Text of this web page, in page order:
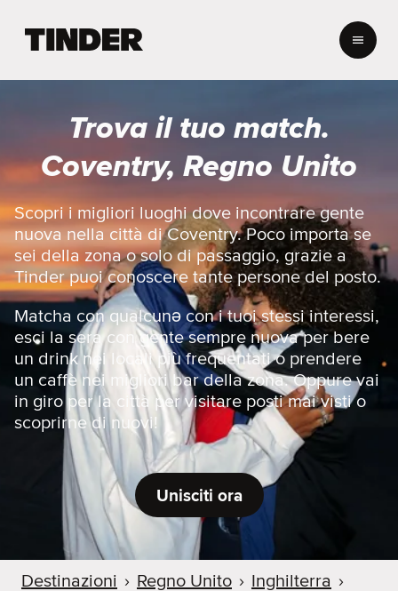
i
i
n
d
e
r
Trova il tuo match.
Coventry, Regno Unito
Scopri i migliori luoghi dove incontrare gente
nuova nella città di Coventry. Poco importa se
sei della zona o solo di passaggio, grazie a
Tinder puoi conoscere tante persone del posto.
Matcha con qualcunə con i tuoi stessi interessi,
esci la sera con gente sempre nuova per bere
un drink nei locali più frequentati o prendere
un caffè nei migliori bar della zona. Oppure vai
in giro per la città per visitare posti mai visti o
scoprirne di nuovi!
Unisciti ora
Destinazioni › Regno Unito › Inghilterra ›